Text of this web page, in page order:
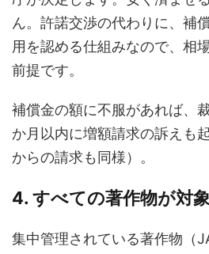
ん。許諾交渉の代わりに、補
用を認める仕組みなので、相
前提です。
補償金の額に不服があれば、
か月以内に増額請求の訴えも
からの請求も同様）。
4. すべての著作物が対
集中管理されている著作物（